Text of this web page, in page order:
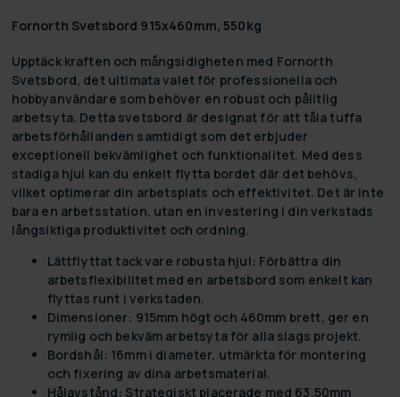
Fornorth Svetsbord 915x460mm, 550kg
Upptäck kraften och mångsidigheten med Fornorth
Svetsbord, det ultimata valet för professionella och
hobbyanvändare som behöver en robust och pålitlig
arbetsyta. Detta svetsbord är designat för att tåla tuffa
arbetsförhållanden samtidigt som det erbjuder
exceptionell bekvämlighet och funktionalitet. Med dess
stadiga hjul kan du enkelt flytta bordet där det behövs,
vilket optimerar din arbetsplats och effektivitet. Det är inte
bara en arbetsstation, utan en investering i din verkstads
långsiktiga produktivitet och ordning.
Lättflyttat tack vare robusta hjul: Förbättra din
arbetsflexibilitet med en arbetsbord som enkelt kan
flyttas runt i verkstaden.
Dimensioner: 915mm högt och 460mm brett, ger en
rymlig och bekväm arbetsyta för alla slags projekt.
Bordshål: 16mm i diameter, utmärkta för montering
och fixering av dina arbetsmaterial.
Hålavstånd: Strategiskt placerade med 63.50mm